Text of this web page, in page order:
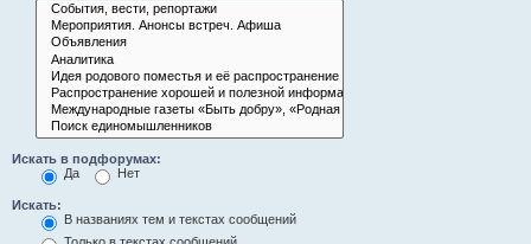
Искать в подфорумах:
Да
Нет
Искать:
В названиях тем и текстах сообщений